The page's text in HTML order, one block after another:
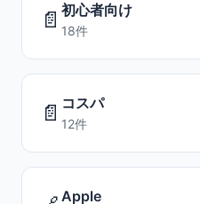
📄 初心者向け
18件
📄 コスパ
12件
Apple